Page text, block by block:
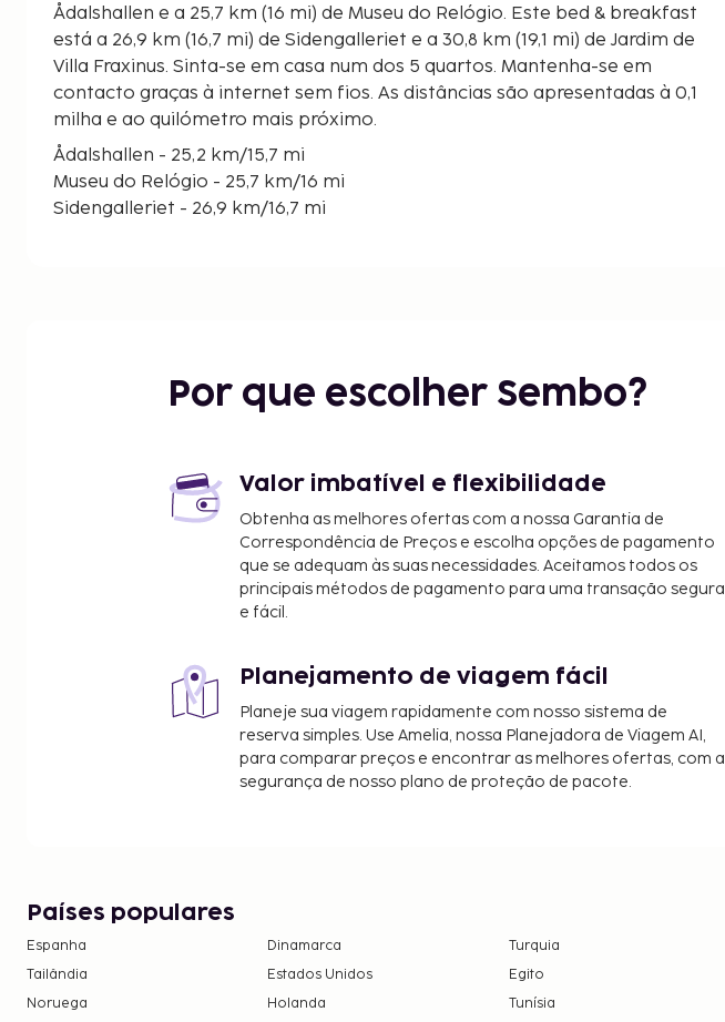
Ådalshallen e a 25,7 km (16 mi) de Museu do Relógio. Este bed & breakfast
está a 26,9 km (16,7 mi) de Sidengalleriet e a 30,8 km (19,1 mi) de Jardim de
Villa Fraxinus. Sinta-se em casa num dos 5 quartos. Mantenha-se em
contacto graças à internet sem fios. As distâncias são apresentadas à 0,1
milha e ao quilómetro mais próximo.
Ådalshallen - 25,2 km/15,7 mi
Museu do Relógio - 25,7 km/16 mi
Sidengalleriet - 26,9 km/16,7 mi
Rotsidan - 41,7 km/25,9 mi
Museu ao Ar Livre Murberget - 49,6 km/30,8 mi
Praia de Storsanden - 49,9 km/31 mi
Stora Torget - 50 km/31,1 mi
O aeroporto principal mais próximo é o de Kramfors-Sollefteå (KRF) - 14,3
pequenos-almoços continentais diariamente entre as 7:00 e as 9:00
mediante uma sobretaxa.
Tarifa de pequeno-almoço continental: 150 SEK por adulto e 150 SEK
por criança (valores aproximados)
Jantar caseiro organizado pelo alojamento: 300 SEK
reservas poderão ser efetuadas contactando Este bed & breakfast
antes da chegada, utilizando as informações que constam na sua
confirmação de reserva.
Por que escolher Sembo?
Valor imbatível e flexibilidade
Obtenha as melhores ofertas com a nossa Garantia de
Correspondência de Preços e escolha opções de pagamento
que se adequam às suas necessidades. Aceitamos todos os
principais métodos de pagamento para uma transação segura
e fácil.
Planejamento de viagem fácil
Planeje sua viagem rapidamente com nosso sistema de
reserva simples. Use Amelia, nossa Planejadora de Viagem AI,
para comparar preços e encontrar as melhores ofertas, com a
segurança de nosso plano de proteção de pacote.
Países populares
Espanha Dinamarca
Turquia
Tailândia
Estados Unidos
Egito
Noruega
Holanda
Tunísia